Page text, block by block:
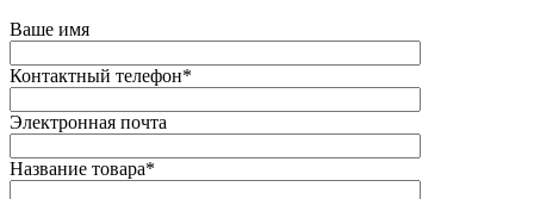
Ваше имя
Контактный телефон*
Электронная почта
Название товара*